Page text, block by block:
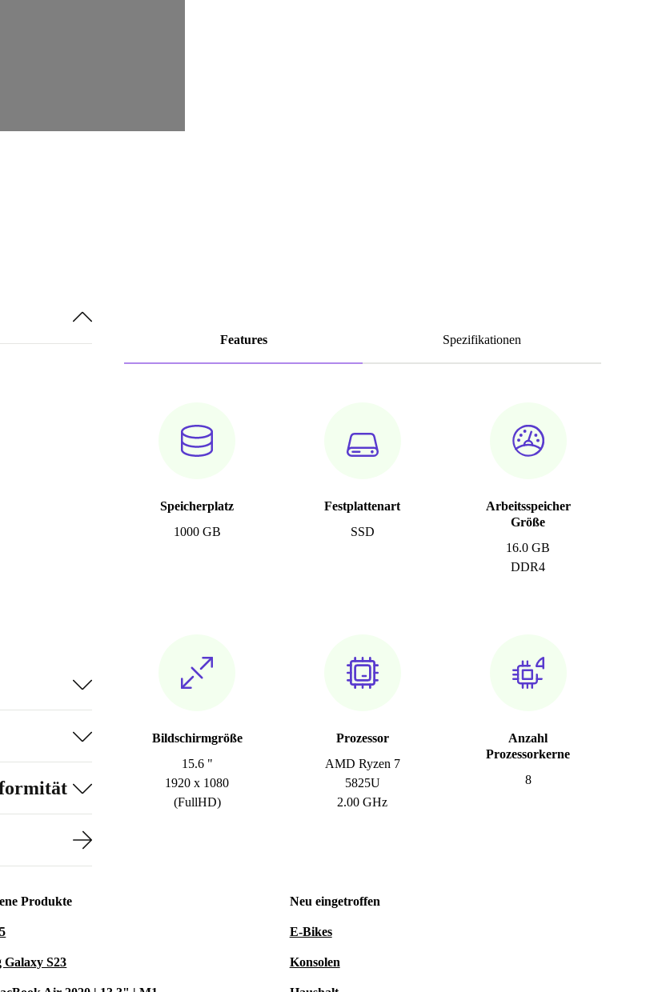
Features Spezifikationen
Speicherplatz
1000 GB
Festplattenart
SSD
Arbeitsspeicher
Größe
16.0 GB
DDR4
Bildschirmgröße
15.6 "
1920 x 1080
(FullHD)
Prozessor
AMD Ryzen 7
5825U
2.00 GHz
Anzahl
Prozessorkerne
8
Produkte
Galaxy S23
Neu eingetroffen
E-Bikes
Konsolen